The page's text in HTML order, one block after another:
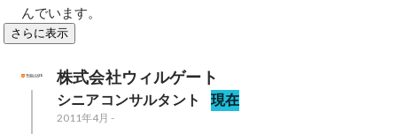
んでいます。
さらに表示
株式会社ウィルゲート
シニアコンサルタント 現在
2011年4月 -